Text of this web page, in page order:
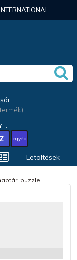
INTERNATIONAL
Z egyéb
Letöltések
puzzle